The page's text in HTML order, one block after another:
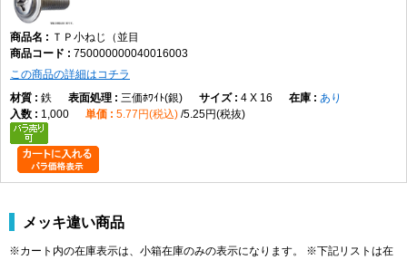
ＴＰ小ねじ（並目
750000000040016003
この商品の詳細はコチラ
鉄
三価ﾎﾜｲﾄ(銀) 4 X 16
あり
1,000
5.77円(税込) 5.25円(税抜)
メッキ違い商品
※カート内の在庫表示は、小箱在庫のみの表示になります。 ※下記リストは在